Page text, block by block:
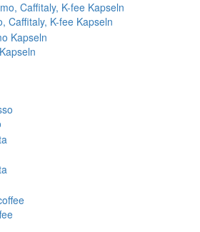
Caffitaly, K-fee Kapseln